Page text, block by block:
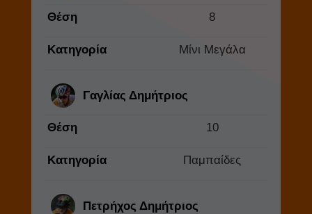
Θέση 8
Κατηγορία Μίνι Μεγάλα
Γαγλίας Δημήτριος
Θέση 10
Κατηγορία Παμπαίδες
Πετρήχος Δημήτριος